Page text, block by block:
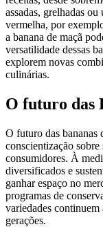
assadas, grelhadas
vermelha, por
a banana de maçã
versatilidade dessas
explorem novas
culinárias.
O futuro das
O futuro das bananas
conscientização
consumidores. À
diversificados e
ganhar espaço no
programas de
variedades continuem
gerações.